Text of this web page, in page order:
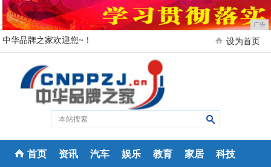
广告
中华品牌之家欢迎您~！ 设为首页
首页 资讯 汽车 娱乐 教育 家居 科技